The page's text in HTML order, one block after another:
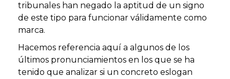
tribunales han negado la aptitud de un signo
de este tipo para funcionar válidamente como
marca.
Hacemos referencia aquí a algunos de los
últimos pronunciamientos en los que se ha
tenido que analizar si un concreto eslogan